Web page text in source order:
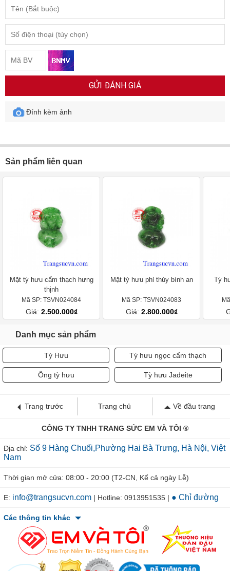
GỬI ĐÁNH GIÁ
Đính kèm ảnh
Sản phẩm liên quan
Mặt tỳ hưu cẩm thạch hưng
thịnh
Mã SP: TSVN024084
Giá: 2.500.000₫
Mặt tỳ hưu phỉ thúy bình an
Mã SP: TSVN024083
Giá: 2.800.000₫
Tỳ
Danh mục sản phẩm
Tỳ Hưu Tỳ hưu ngọc cẩm thạch
Ông tỳ hưu Tỳ hưu Jadeite
Trang trước Trang chủ Về đầu trang
CÔNG TY TNHH TRANG SỨC EM VÀ TÔI ®
Địa chỉ: Số 9 Hàng Chuối,Phường Hai Bà Trưng, Hà Nội, Việt
Nam
Thời gian mở cửa: 08:00 - 20:00 (T2-CN, Kể cả ngày Lễ)
E: info@trangsucvn.com | Hotline: 0913951535 | ● Chỉ đường
Các thông tin khác